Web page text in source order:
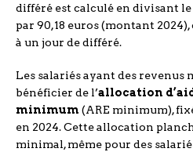
différé est calculé en divisant
par 90,18 euros (montant
à un jour de différé.
Les salariés ayant des revenus
bénéficier de l’allocation
minimum (ARE minimum),
en 2024. Cette allocation
minimal, même pour des